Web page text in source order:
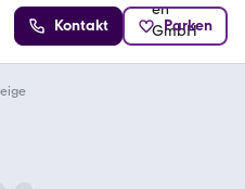
Kontakt Parken